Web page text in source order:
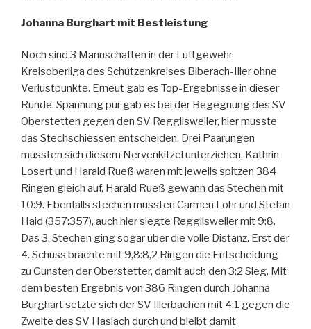
Johanna Burghart mit Bestleistung
Noch sind 3 Mannschaften in der Luftgewehr
Kreisoberliga des Schützenkreises Biberach-Iller ohne
Verlustpunkte. Erneut gab es Top-Ergebnisse in dieser
Runde. Spannung pur gab es bei der Begegnung des SV
Oberstetten gegen den SV Regglisweiler, hier musste
das Stechschiessen entscheiden. Drei Paarungen
mussten sich diesem Nervenkitzel unterziehen. Kathrin
Losert und Harald Rueß waren mit jeweils spitzen 384
Ringen gleich auf, Harald Rueß gewann das Stechen mit
10:9. Ebenfalls stechen mussten Carmen Lohr und Stefan
Haid (357:357), auch hier siegte Regglisweiler mit 9:8.
Das 3. Stechen ging sogar über die volle Distanz. Erst der
4. Schuss brachte mit 9,8:8,2 Ringen die Entscheidung
zu Gunsten der Oberstetter, damit auch den 3:2 Sieg. Mit
dem besten Ergebnis von 386 Ringen durch Johanna
Burghart setzte sich der SV Illerbachen mit 4:1 gegen die
Zweite des SV Haslach durch und bleibt damit